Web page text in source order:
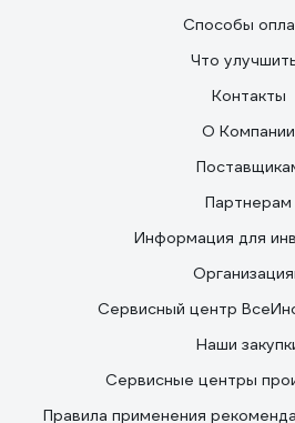
Способы
Что
Контакты
О Компании
Партнерам
Информация для
Сервисный центр
Наши
Сервисные центры
Правила применения